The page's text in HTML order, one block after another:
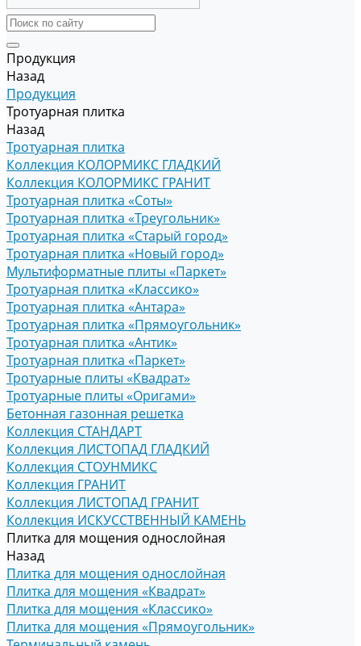
Продукция
Назад
Продукция
Тротуарная плитка
Назад
Тротуарная плитка
Коллекция КОЛОРМИКС ГЛАДКИЙ
Коллекция КОЛОРМИКС ГРАНИТ
Тротуарная плитка «Соты»
Тротуарная плитка «Треугольник»
Тротуарная плитка «Старый город»
Тротуарная плитка «Новый город»
Мультиформатные плиты «Паркет»
Тротуарная плитка «Классико»
Тротуарная плитка «Антара»
Тротуарная плитка «Прямоугольник»
Тротуарная плитка «Антик»
Тротуарная плитка «Паркет»
Тротуарные плиты «Квадрат»
Тротуарные плиты «Оригами»
Бетонная газонная решетка
Коллекция СТАНДАРТ
Коллекция ЛИСТОПАД ГЛАДКИЙ
Коллекция СТОУНМИКС
Коллекция ГРАНИТ
Коллекция ЛИСТОПАД ГРАНИТ
Коллекция ИСКУССТВЕННЫЙ КАМЕНЬ
Плитка для мощения однослойная
Назад
Плитка для мощения однослойная
Плитка для мощения «Квадрат»
Плитка для мощения «Классико»
Плитка для мощения «Прямоугольник»